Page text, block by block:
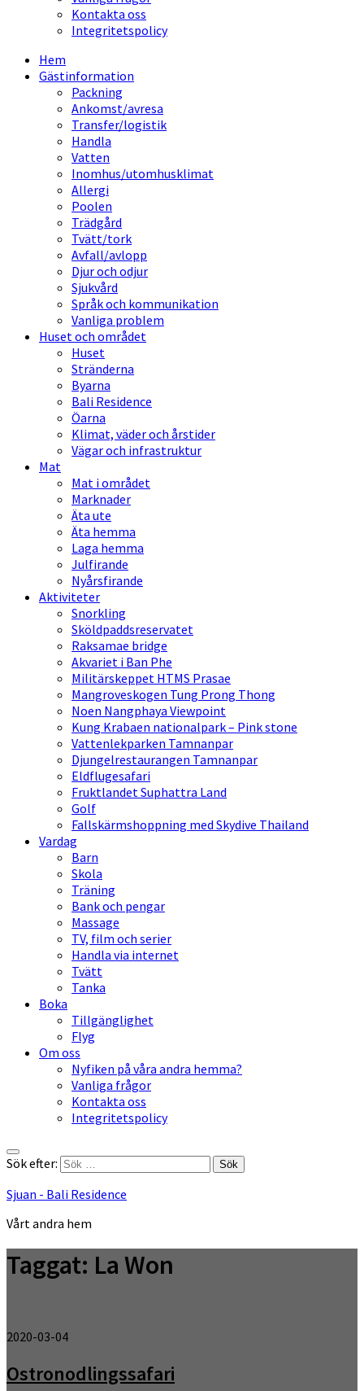
Kontakta oss
Integritetspolicy
Hem
Gästinformation
Packning
Ankomst/avresa
Transfer/logistik
Handla
Vatten
Inomhus/utomhusklimat
Allergi
Poolen
Trädgård
Tvätt/tork
Avfall/avlopp
Djur och odjur
Sjukvård
Språk och kommunikation
Vanliga problem
Huset och området
Huset
Stränderna
Byarna
Bali Residence
Öarna
Klimat, väder och årstider
Vägar och infrastruktur
Mat
Mat i området
Marknader
Äta ute
Äta hemma
Laga hemma
Julfirande
Nyårsfirande
Aktiviteter
Snorkling
Sköldpaddsreservatet
Raksamae bridge
Akvariet i Ban Phe
Militärskeppet HTMS Prasae
Mangroveskogen Tung Prong Thong
Noen Nangphaya Viewpoint
Kung Krabaen nationalpark – Pink stone
Vattenlekparken Tamnanpar
Djungelrestaurangen Tamnanpar
Eldflugesafari
Fruktlandet Suphattra Land
Golf
Fallskärmshoppning med Skydive Thailand
Vardag
Barn
Skola
Träning
Bank och pengar
Massage
TV, film och serier
Handla via internet
Tvätt
Tanka
Boka
Tillgänglighet
Flyg
Om oss
Nyfiken på våra andra hemma?
Vanliga frågor
Kontakta oss
Integritetspolicy
Sök efter:
Sjuan - Bali Residence
Vårt andra hem
Taggat: La Won
2020-03-04
Ostronodlingssafari